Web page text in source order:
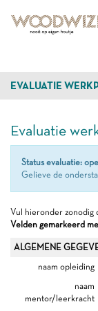
EVALUATIE
Evaluatie
Status evaluatie:
Gelieve de
Vul hieronder zonodig
Velden gemarkeerd
ALGEMENE
naam opleiding
naam
mentor/leerkracht